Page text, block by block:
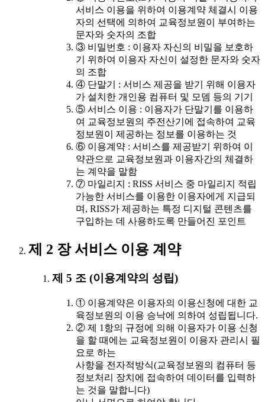
서비스 이용을 위하여 이용계약 체결시 이용
자의 선택에 의하여 교육정보원이 부여하는
문자와 숫자의 조합
③ 비밀번호 : 이용자 자신의 비밀을 보호하
기 위하여 이용자 자신이 설정한 문자와 숫자
의 조합
④ 단말기 : 서비스 제공을 받기 위해 이용자
가 설치한 개인용 컴퓨터 및 모뎀 등의 기기
⑤ 서비스 이용 : 이용자가 단말기를 이용하
여 교육정보원의 주전산기에 접속하여 교육
정보원이 제공하는 정보를 이용하는 것
⑥ 이용계약 : 서비스를 제공받기 위하여 이
약관으로 교육정보원과 이용자간의 체결하
는 계약을 말함
⑦ 마일리지 : RISS 서비스 중 마일리지 적립
가능한 서비스를 이용한 이용자에게 지급되
며, RISS가 제공하는 특정 디지털 콘텐츠를
구입하는 데 사용하도록 만들어진 포인트
제 2 장 서비스 이용 계약
제 5 조 (이용계약의 성립)
① 이용계약은 이용자의 이용신청에 대한 교
육정보원의 이용 승낙에 의하여 성립됩니다.
② 제 1항의 규정에 의해 이용자가 이용 신청
을 할 때에는 교육정보원이 이용자 관리시 필
요로 하는
사항을 전자적방식(교육정보원의 컴퓨터 등
정보처리 장치에 접속하여 데이터를 입력하
는 것을 말합니다)